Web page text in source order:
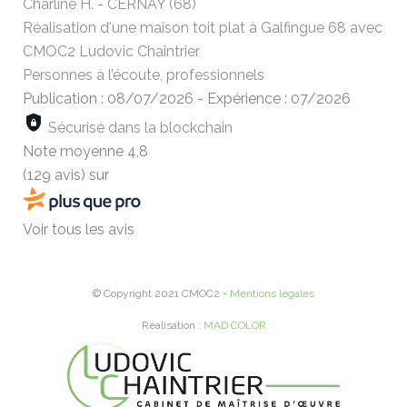
Charline H. - CERNAY (68)
Réalisation d'une maison toit plat à Galfingue 68 avec
CMOC2 Ludovic Chaintrier
Personnes à l’écoute, professionnels
Publication : 08/07/2026 - Expérience : 07/2026
Sécurisé dans la blockchain
Note moyenne 4,8
(129 avis) sur
Voir tous les avis
© Copyright 2021 CMOC2 - Mentions légales
Réalisation : MAD COLOR